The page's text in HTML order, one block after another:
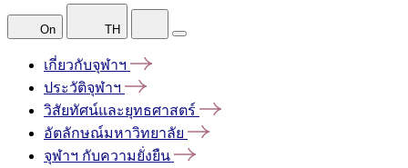
On TH
เกี่ยวกับจุฬาฯ
ประวัติจุฬาฯ
วิสัยทัศน์และยุทธศาสตร์
อัตลักษณ์มหาวิทยาลัย
จุฬาฯ กับความยั่งยืน